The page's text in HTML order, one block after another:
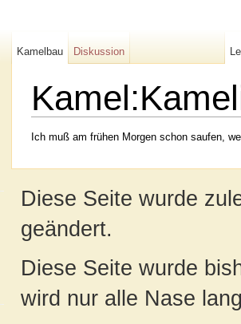
Ich muß am frühen Morgen schon saufen,
Kamelbau Diskussion
Diese Seite wurde
geändert.
Diese Seite wurde
wird nur alle Nase